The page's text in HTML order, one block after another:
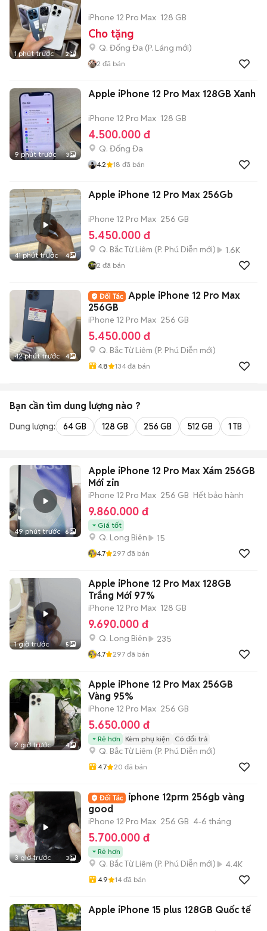
1 phút trước 2
iPhone 12 Pro Max 128 GB
Cho tặng
Q. Đống Đa (P. Láng mới)
2 đã bán
9 phút trước 3
Apple iPhone 12 Pro Max 128GB Xanh
iPhone 12 Pro Max 128 GB
4.500.000 đ
Q. Đống Đa
4.2 18 đã bán
41 phút trước 4
Apple iPhone 12 Pro Max 256Gb
iPhone 12 Pro Max 256 GB
5.450.000 đ
Q. Bắc Từ Liêm (P. Phú Diễn mới) 1.6K
2 đã bán
42 phút trước 4
Apple iPhone 12 Pro Max
256GB
iPhone 12 Pro Max 256 GB
5.450.000 đ
Q. Bắc Từ Liêm (P. Phú Diễn mới)
4.8 134 đã bán
Bạn cần tìm dung lượng nào ?
Dung lượng: 64 GB 128 GB 256 GB 512 GB 1 TB
49 phút trước 6
Apple iPhone 12 Pro Max Xám 256GB
Mới zin
iPhone 12 Pro Max 256 GB Hết bảo hành
9.860.000 đ
Giá tốt
Q. Long Biên 15
4.7 297 đã bán
1 giờ trước 5
Apple iPhone 12 Pro Max 128GB
Trắng Mới 97%
iPhone 12 Pro Max 128 GB
9.690.000 đ
Q. Long Biên 235
4.7 297 đã bán
2 giờ trước 4
Apple iPhone 12 Pro Max 256GB
Vàng 95%
iPhone 12 Pro Max 256 GB
5.650.000 đ
Rẻ hơn Kèm phụ kiện Có đổi trả
Q. Bắc Từ Liêm (P. Phú Diễn mới)
4.7 20 đã bán
3 giờ trước 3
iphone 12prm 256gb vàng
good
iPhone 12 Pro Max 256 GB 4-6 tháng
5.700.000 đ
Rẻ hơn
Q. Bắc Từ Liêm (P. Phú Diễn mới) 4.4K
4.9 14 đã bán
Apple iPhone 15 plus 128GB Quốc tế